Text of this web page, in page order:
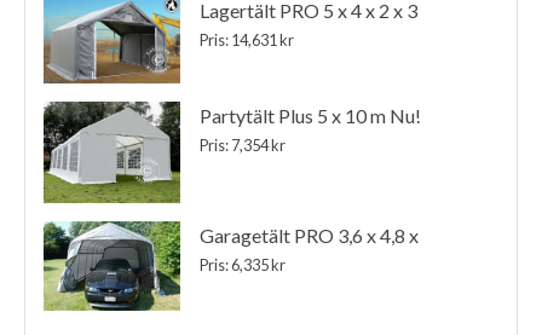
Lagertält PRO 5 x 4 x 2 x 3
Pris: 14,631 kr
Partytält Plus 5 x 10 m Nu!
Pris: 7,354 kr
Garagetält PRO 3,6 x 4,8 x
Pris: 6,335 kr